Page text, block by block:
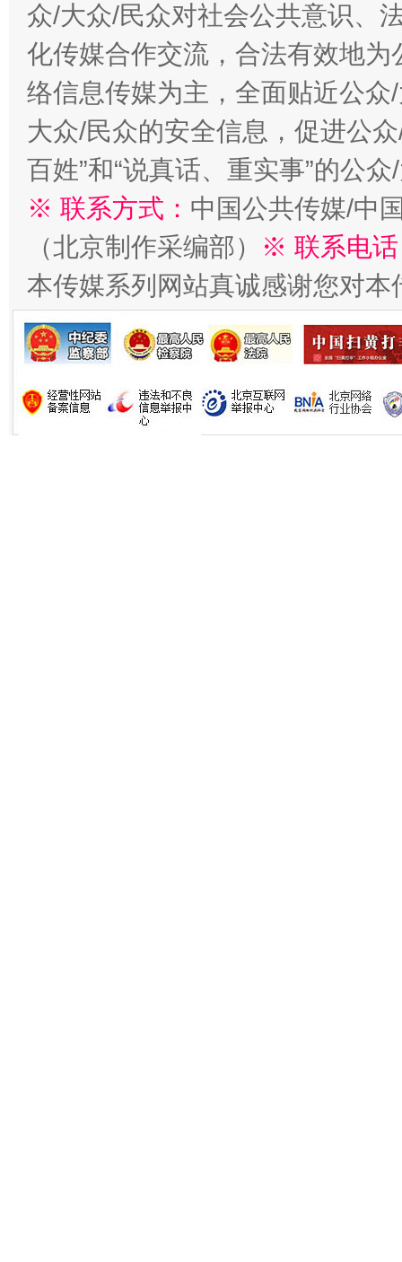
在谋一域中谋全局
今
习近平的博鳌关键词
魏明亮
众/大众/民众对社会公共意识、
化传媒合作交流，合法有效地
络信息传媒为主，全面贴近公
大众/民众的安全信息，促进公
百姓”和“说真话、重实事”的公
※ 联系方式： 中国公共传媒/中
（北京制作采编部）
※ 联系电
本传媒系列网站真诚感谢您对